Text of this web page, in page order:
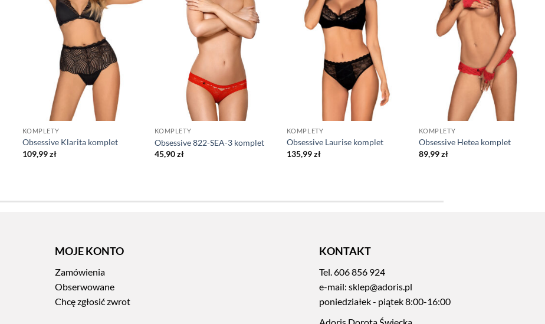
KOMPLETY
Obsessive Klarita komplet
109,99zł
KOMPLETY
Obsessive 822-SEA-3 komplet
45,90zł
KOMPLETY
Obsessive Laurise komplet
135,99zł
KOMPLETY
Obsessive Hetea komplet
89,99zł
MOJE KONTO
Zamówienia
Obserwowane
Chcę zgłosić zwrot
KONTAKT
Tel.606 856 924
e-mail: sklep@adoris.pl
poniedziałek - piątek 8:00-16:00